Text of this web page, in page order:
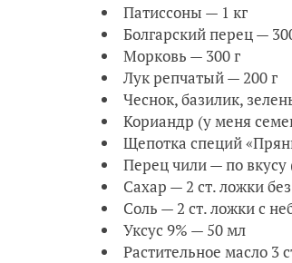
Патиссоны — 1 кг
Болгарский перец —
Морковь — 300 г
Лук репчатый — 200 г
Чеснок, базилик,
Кориандр (у меня
Щепотка специй
Перец чили — по вкусу
Сахар — 2 ст. ложки
Соль — 2 ст. ложки с
Уксус 9% — 50 мл
Растительное масло 3